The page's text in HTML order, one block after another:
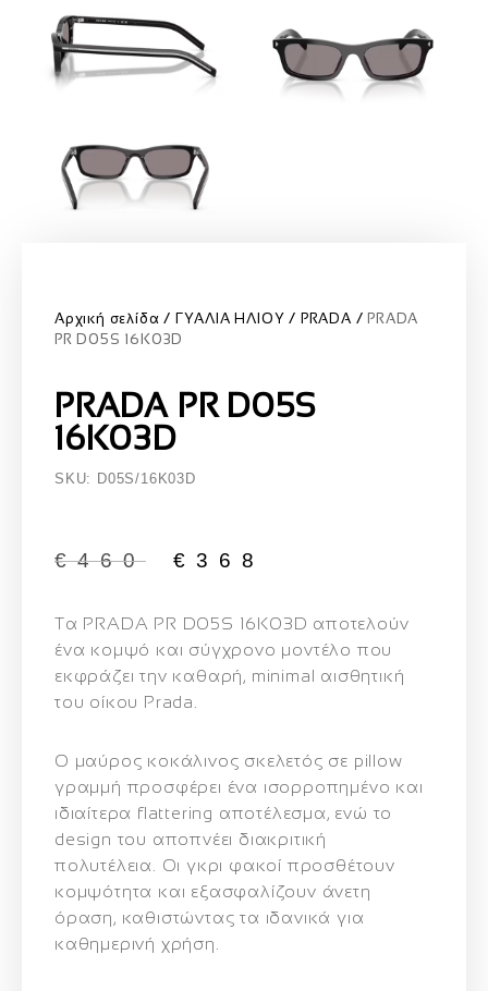
Αρχική σελίδα ΓΥΑΛΙΑ ΗΛΙΟΥ PRADA
PRADA
PR D05S 16K03D
PRADA PR D05S
16K03D
SKU: D05S/16K03D
€460 € 368
Τα PRADA PR D05S 16K03D αποτελούν
ένα κομψό και σύγχρονο μοντέλο που
εκφράζει την καθαρή, minimal αισθητική
του οίκου Prada.
Ο μαύρος κοκάλινος σκελετός σε pillow
γραμμή προσφέρει ένα ισορροπημένο και
ιδιαίτερα flattering αποτέλεσμα, ενώ το
design του αποπνέει διακριτική
πολυτέλεια. Οι γκρι φακοί προσθέτουν
κομψότητα και εξασφαλίζουν άνετη
όραση, καθιστώντας τα ιδανικά για
καθημερινή χρήση.